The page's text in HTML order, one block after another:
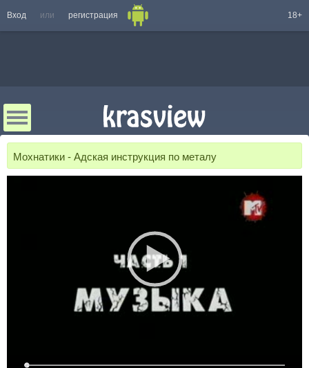
Вход или регистрация 18+
Мохнатики - Адская инструкция по металу